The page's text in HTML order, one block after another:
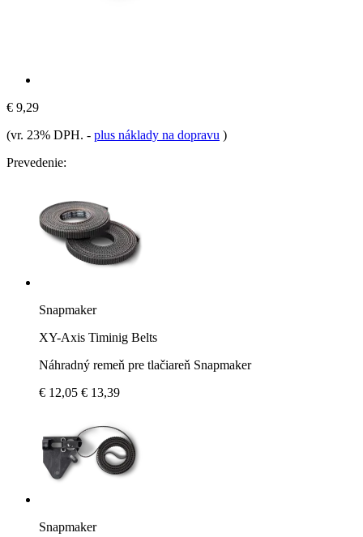
€ 9,29
(vr. 23% DPH. - plus náklady na dopravu )
Prevedenie:
Snapmaker
XY-Axis Timinig Belts
Náhradný remeň pre tlačiareň Snapmaker
€ 12,05 € 13,39
Snapmaker